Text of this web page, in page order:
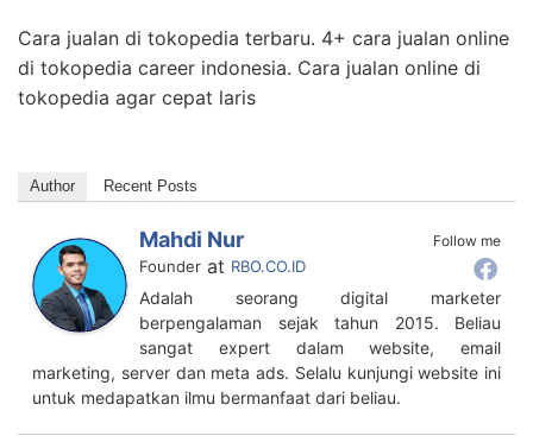
Cara jualan di tokopedia terbaru. 4+ cara jualan online
di tokopedia career indonesia. Cara jualan online di
tokopedia agar cepat laris
Author Recent Posts
Follow me
Mahdi Nur
Founder at RBO.CO.ID
Adalah seorang digital marketer
berpengalaman sejak tahun 2015. Beliau
sangat expert dalam website, email
marketing, server dan meta ads. Selalu kunjungi website ini
untuk medapatkan ilmu bermanfaat dari beliau.